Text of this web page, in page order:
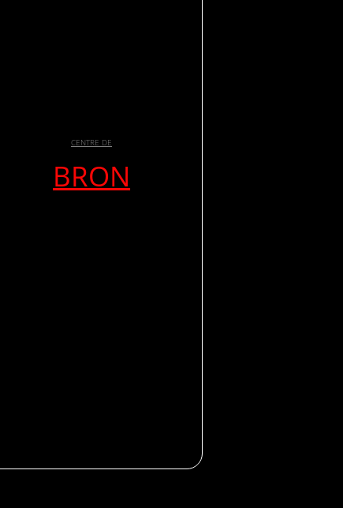
CENTRE DE
BRON